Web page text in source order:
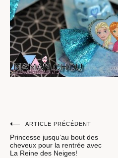
Navigation
de
ARTICLE PRÉCÉDENT
Princesse jusqu’au bout des
cheveux pour la rentrée avec
La Reine des Neiges!